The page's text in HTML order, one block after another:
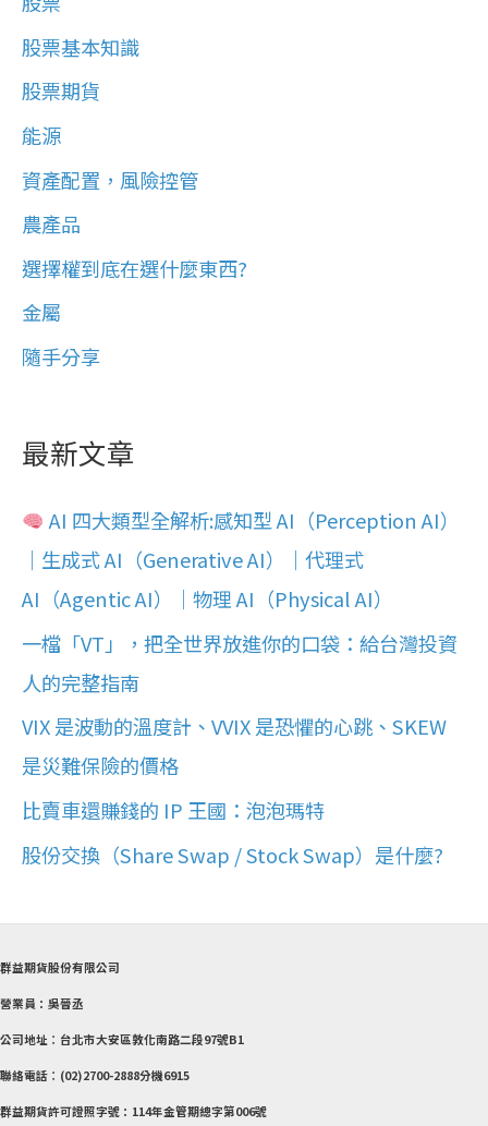
股票基本知識
股票期貨
能源
資產配置，風險控管
農產品
選擇權到底在選什麼東西?
金屬
隨手分享
最新文章
AI 四大類型全解析:感知型 AI（Perception AI）
｜生成式 AI（Generative AI）｜代理式
AI（Agentic AI）｜物理 AI（Physical AI）
一檔「VT」，把全世界放進你的口袋：給台灣投資
人的完整指南
VIX 是波動的溫度計、VVIX 是恐懼的心跳、SKEW
是災難保險的價格
比賣車還賺錢的 IP 王國：泡泡瑪特
股份交換（Share Swap / Stock Swap）是什麼?
群益期貨股份有限公司
營業員：吳晉丞
公司地址︰台北市大安區敦化南路二段97號B1
聯絡電話︰(02)2700-2888分機6915
群益期貨許可證照字號：114年金管期總字第006號